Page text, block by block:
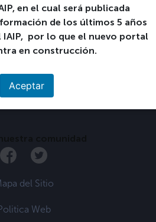
en el cual será publicada
de los últimos 5 años
por lo que el nuevo portal
en construcción.
Aceptar
Aplicación de Examen
de Admisión para nuevo
ingreso 2023, de
acuerdo a la
programación de
del Sitio
Web